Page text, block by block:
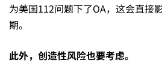
为美国112问题下了OA，这会直接
期。
此外，创造性风险也要考虑。